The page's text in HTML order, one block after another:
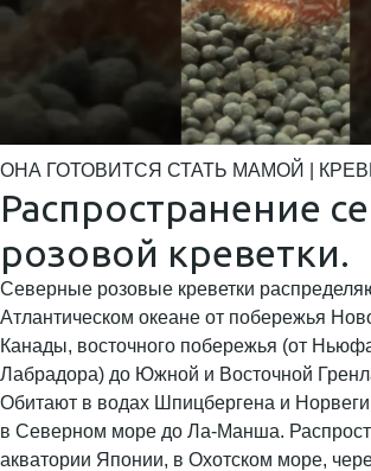
ОНА ГОТОВИТСЯ СТАТЬ МАМОЙ |
Распространение
розовой креветки.
Северные розовые креветки
Атлантическом океане от побережья
Канады, восточного побережья (от
Лабрадора) до Южной и Восточной
Обитают в водах Шпицбергена и
в Северном море до Ла-Манша.
акватории Японии, в Охотском море,